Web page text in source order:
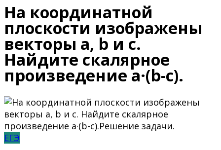
На координатной
плоскости изображены
векторы a, b и c.
Найдите скалярное
произведение a·(b-c).
ЕГЭ